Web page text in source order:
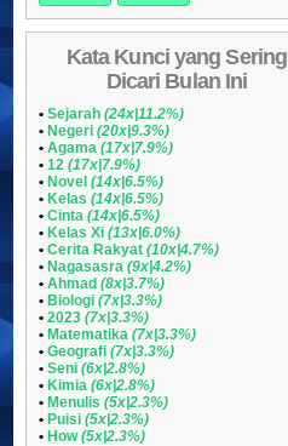
Kata Kunci yang Sering
Dicari Bulan Ini
• Sejarah (24x|11.2%)
• Negeri (20x|9.3%)
• Agama (17x|7.9%)
• 12 (17x|7.9%)
• Novel (14x|6.5%)
• Kelas (14x|6.5%)
• Cinta (14x|6.5%)
• Kelas Xi (13x|6.0%)
• Cerita Rakyat (10x|4.7%)
• Nagasasra (9x|4.2%)
• Ahmad (8x|3.7%)
• Biologi (7x|3.3%)
• 2023 (7x|3.3%)
• Matematika (7x|3.3%)
• Geografi (7x|3.3%)
• Seni (6x|2.8%)
• Kimia (6x|2.8%)
• Menulis (5x|2.3%)
• Puisi (5x|2.3%)
• How(5x|2.3%)